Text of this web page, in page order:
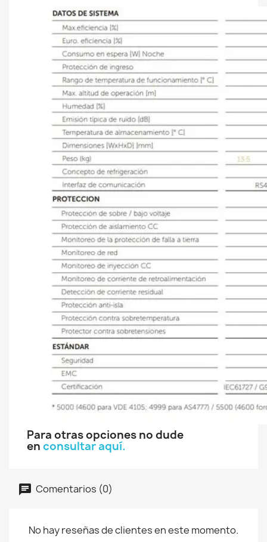
Para otras opciones no dude
en consultar aquí.
Comentarios (0)
No hay reseñas de clientes en este momento.